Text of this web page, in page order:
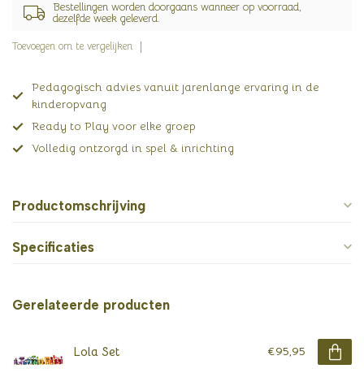
Bestellingen worden doorgaans wanneer op voorraad,
dezelfde week geleverd.
Toevoegen om te vergelijken
Pedagogisch advies vanuit jarenlange ervaring in de
kinderopvang
Ready to Play voor elke groep
Volledig ontzorgd in spel & inrichting
Productomschrijving
Specificaties
Gerelateerde producten
Lola Set €95,95